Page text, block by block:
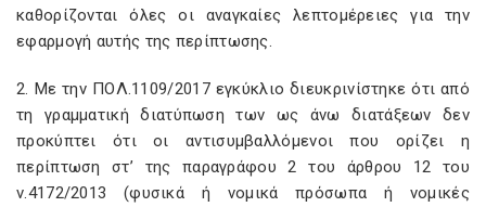
καθορίζονται όλες οι αναγκαίες λεπτομέρειες για την
εφαρμογή αυτής της περίπτωσης.
2. Με την ΠΟΛ.1109/2017 εγκύκλιο διευκρινίστηκε ότι από
τη γραμματική διατύπωση των ως άνω διατάξεων δεν
προκύπτει ότι οι αντισυμβαλλόμενοι που ορίζει η
περίπτωση στ’ της παραγράφου 2 του άρθρου 12 του
ν.4172/2013 (φυσικά ή νομικά πρόσωπα ή νομικές